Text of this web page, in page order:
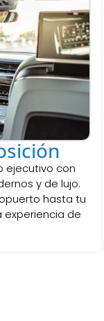
ejecutivo con
y de lujo.
hasta tu
experiencia de